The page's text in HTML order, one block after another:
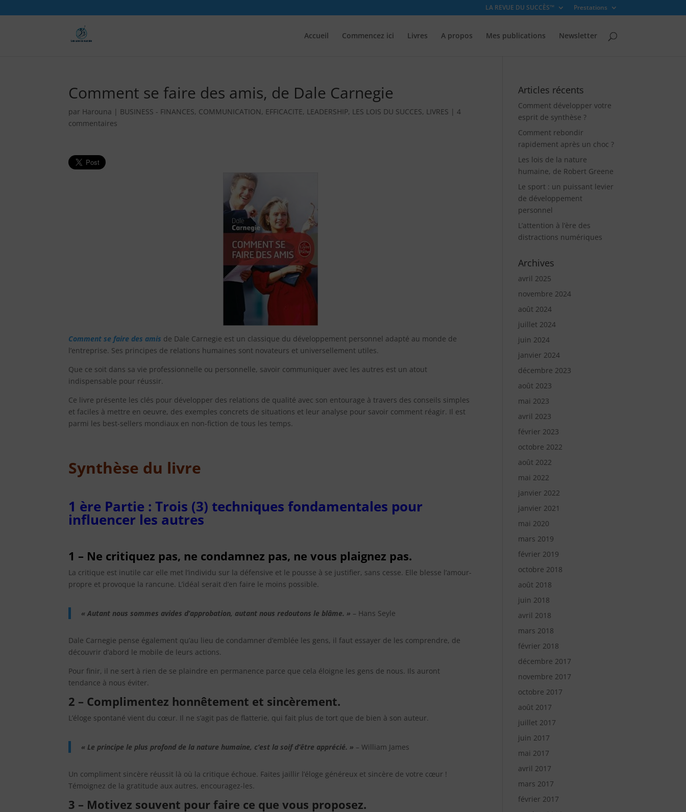
LA REVUE DU SUCCÈS™ Prestations
Accueil Commencez ici Livres A propos Mes publications Newsletter
Comment se faire des amis, de Dale Carnegie
par Harouna | BUSINESS - FINANCES, COMMUNICATION, EFFICACITE, LEADERSHIP, LES LOIS DU SUCCES, LIVRES |4
commentaires
Comment se faire des amis de Dale Carnegie est un classique du développement personnel adapté au monde de
l’entreprise. Ses principes de relations humaines sont novateurs et universellement utiles.
Que ce soit dans sa vie professionnelle ou personnelle, savoir communiquer avec les autres est un atout
indispensable pour réussir.
Ce livre présente les clés pour développer des relations de qualité avec son entourage à travers des conseils simples
et faciles à mettre en oeuvre, des exemples concrets de situations et leur analyse pour savoir comment réagir. Il est
parmi les best-sellers mondiaux en non-fiction de tous les temps.
Synthèse du livre
1 ère Partie : Trois (3) techniques fondamentales pour
influencer les autres
1 – Ne critiquez pas, ne condamnez pas, ne vous plaignez pas.
La critique est inutile car elle met l’individu sur la défensive et le pousse à se justifier, sans cesse. Elle blesse l’amour-
propre et provoque la rancune. L’idéal serait d’en faire le moins possible.
« Autant nous sommes avides d’approbation, autant nous redoutons le blâme. » – Hans Seyle
Dale Carnegie pense également qu’au lieu de condamner d’emblée les gens, il faut essayer de les comprendre, de
découvrir d’abord le mobile de leurs actions.
Pour finir, il ne sert à rien de se plaindre en permanence parce que cela éloigne les gens de nous. Ils auront
tendance à nous éviter.
2 – Complimentez honnêtement et sincèrement.
L’éloge spontané vient du cœur. Il ne s’agit pas de flatterie, qui fait plus de tort que de bien à son auteur.
« Le principe le plus profond de la nature humaine, c’est la soif d’être apprécié. » – William James
Un compliment sincère réussit là où la critique échoue. Faites jaillir l’éloge généreux et sincère de votre cœur !
Témoignez de la gratitude aux autres, encouragez-les.
3 – Motivez souvent pour faire ce que vous proposez.
Articles récents
Comment développer votre
esprit de synthèse ?
Comment rebondir
rapidement après un choc ?
Les lois de la nature
humaine, de Robert Greene
Le sport : un puissant levier
de développement
personnel
L’attention à l’ère des
distractions numériques
Archives
avril 2025
novembre 2024
août 2024
juillet 2024
juin 2024
janvier 2024
décembre 2023
août 2023
mai 2023
avril 2023
février 2023
octobre 2022
août 2022
mai 2022
janvier 2022
janvier 2021
mai 2020
mars 2019
février 2019
octobre 2018
août 2018
juin 2018
avril 2018
mars 2018
février 2018
décembre 2017
novembre 2017
octobre 2017
août 2017
juillet 2017
juin 2017
mai 2017
avril 2017
mars 2017
février 2017